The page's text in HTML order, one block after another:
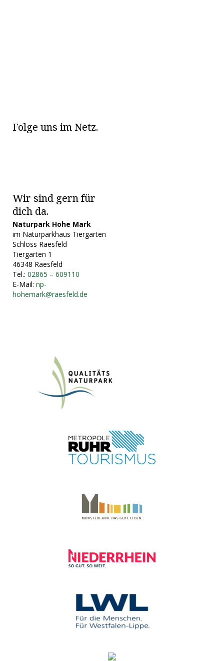
Folge uns im Netz.
Wir sind gern für
dich da.
Naturpark Hohe Mark
im Naturparkhaus Tiergarten
Schloss Raesfeld
Tiergarten 1
46348 Raesfeld
Tel.: 02865 – 609110
E-Mail: np-
hohemark@raesfeld.de